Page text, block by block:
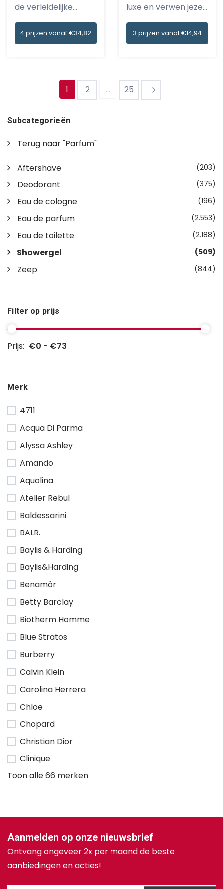
de verleidelijke
wereld...
4 prijzen vanaf €34,82
luxe en verwen jezelf
m...
3 prijzen vanaf €14,94
1 2 ... 25
Subcategorieën
Terug naar "Parfum"
Aftershave (203)
Deodorant (375)
Eau de cologne (196)
Eau de parfum (2.553)
Eau de toilette (2.188)
Showergel (509)
Zeep (844)
Filter op prijs
Prijs: €0 - €73
Merk
4711
Acqua Di Parma
Alyssa Ashley
Amando
Aquolina
Atelier Rebul
Baldessarini
BALR.
Baylis & Harding
Baylis&Harding
Benamôr
Betty Barclay
Biotherm Homme
Blue Stratos
Burberry
Calvin Klein
Carolina Herrera
Chloe
Chopard
Christian Dior
Clinique
Toon alle 66 merken
Aanmelden op onze nieuwsbrief
Ontvang ongeveer 2x per maand de beste
aanbiedingen en acties!